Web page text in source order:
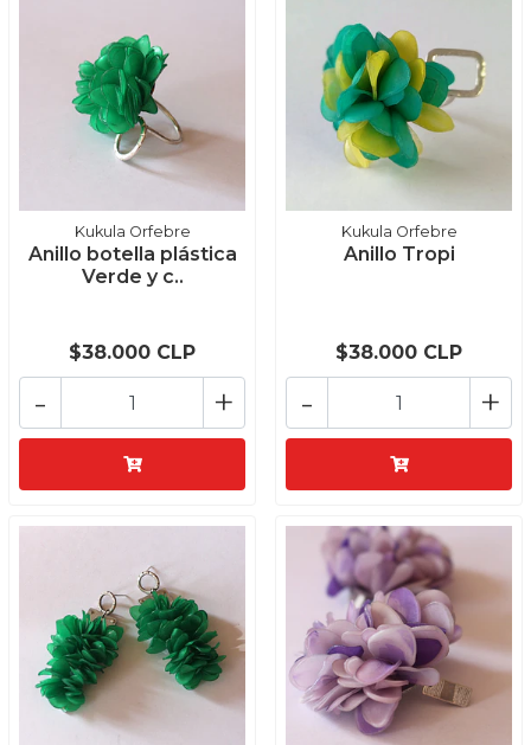
Kukula Orfebre
Anillo botella plástica
Verde y c..
$38.000 CLP
+
-
Kukula Orfebre
Anillo Tropi
$38.000 CLP
+
-